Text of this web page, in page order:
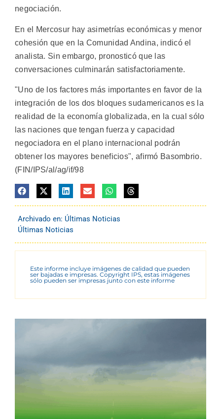
negociación.
En el Mercosur hay asimetrías económicas y menor
cohesión que en la Comunidad Andina, indicó el
analista. Sin embargo, pronosticó que las
conversaciones culminarán satisfactoriamente.
"Uno de los factores más importantes en favor de la
integración de los dos bloques sudamericanos es la
realidad de la economía globalizada, en la cual sólo
las naciones que tengan fuerza y capacidad
negociadora en el plano internacional podrán
obtener los mayores beneficios", afirmó Basombrio.
(FIN/IPS/al/ag/if/98
Archivado en: Últimas Noticias
Últimas Noticias
Este informe incluye imágenes de calidad que pueden
ser bajadas e impresas. Copyright IPS, estas imágenes
sólo pueden ser impresas junto con este informe